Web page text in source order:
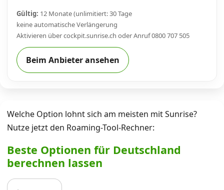
Gültig: 12 Monate (unlimitiert: 30 Tage
keine automatische Verlängerung
Aktivieren über cockpit.sunrise.ch oder Anruf 0800 707 505
Beim Anbieter ansehen
Welche Option lohnt sich am meisten mit Sunrise?
Nutze jetzt den Roaming-Tool-Rechner:
Beste Optionen für Deutschland
berechnen lassen